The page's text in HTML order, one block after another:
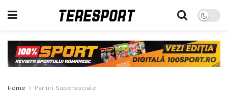
Home Pariuri Supersociale